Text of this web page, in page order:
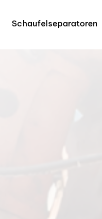
Schaufelseparatoren